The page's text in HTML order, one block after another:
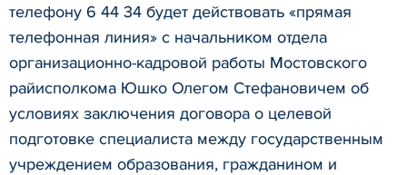
телефону 6 44 34 будет действовать «прямая
телефонная линия» с начальником отдела
организационно-кадровой работы Мостовского
райисполкома Юшко Олегом Стефановичем об
условиях заключения договора о целевой
подготовке специалиста между государственным
учреждением образования, гражданином и